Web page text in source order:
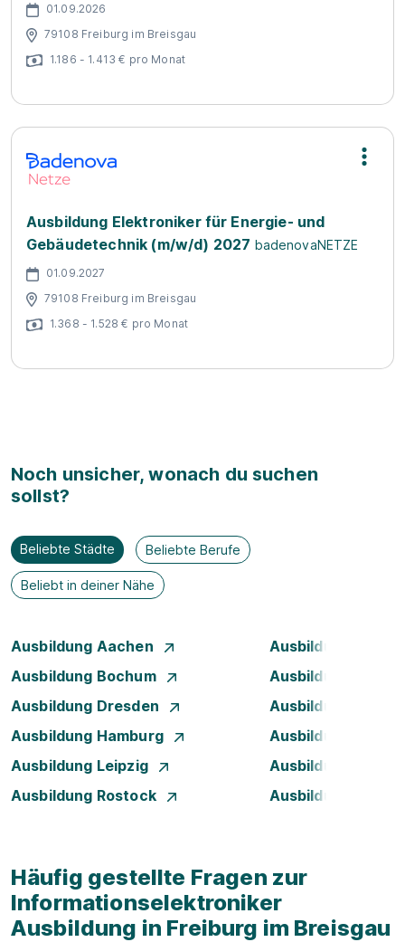
01.09.2026
79108 Freiburg im Breisgau
1.186 - 1.413 € pro Monat
Ausbildung Elektroniker für Energie- und
Gebäudetechnik (m/w/d) 2027 badenovaNETZE
01.09.2027
79108 Freiburg im Breisgau
1.368 - 1.528 € pro Monat
Noch unsicher, wonach du suchen
sollst?
Beliebte Städte Beliebte Berufe
Beliebt in deiner Nähe
Ausbildung Aachen
Ausbildung
Ausbildung Bochum
Ausbildung Bonn
Ausbildung Dresden
Ausbildung
Ausbildung Hamburg
Ausbildung
Ausbildung Leipzig
Ausbildung
Ausbildung Rostock
Ausbildung
Häufig gestellte Fragen zur
Informationselektroniker
Ausbildung in Freiburg im Breisgau